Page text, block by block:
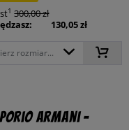
1 300,00 zł
130,05 zł
rozmiar...
Armani –